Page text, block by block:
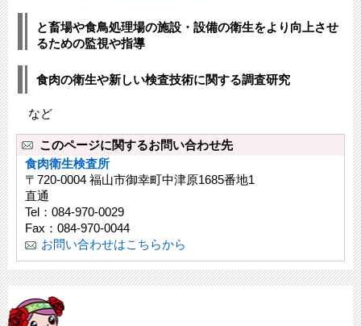
と畜場や食鳥処理場の施設・設備の衛生をより向上させ
るための監視や指導
食肉の衛生や新しい検査技術に関する調査研究
など
このページに関するお問い合わせ先
食肉衛生検査所
〒720-0004 福山市御幸町中津原1685番地1
直通
Tel：084-970-0029
Fax：084-970-0044
お問い合わせはこちらから